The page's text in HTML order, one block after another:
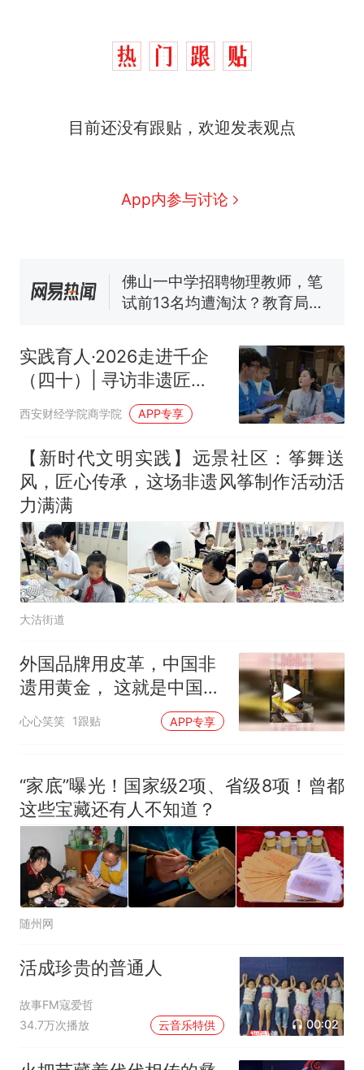
目前还没有跟贴，欢迎发表观点
App内参与讨论
因老师一句“跟我回家”改写了
眼了……
费大厨“全国小炒肉大王”称
佛山一中学招聘物理教师，笔
试前13名均遭淘汰？教育局：
核查
官方通报
热
那个在床头放菜刀的女孩，
因老师一句“跟我回家”改写了
人生
实践育人·2026走进千企
（四十）| 寻访非遗匠
人，指尖传承匠心[纸韵三
西安财经学院商学院 APP专享
【新时代文明实践】远景社区：筝舞送
风，匠心传承，这场非遗风筝制作活动活
力满满
大沽街道
外国品牌用皮革，中国非
遗用黄金， 这就是中国手
艺的文化内涵
心心笑笑 1跟贴 APP专享
“家底”曝光！国家级2项、省级8项！曾都
这些宝藏还有人不知道？
随州网
活成珍贵的普通人
故事FM寇爱哲
34.7万次播放
云音乐特供 00:02